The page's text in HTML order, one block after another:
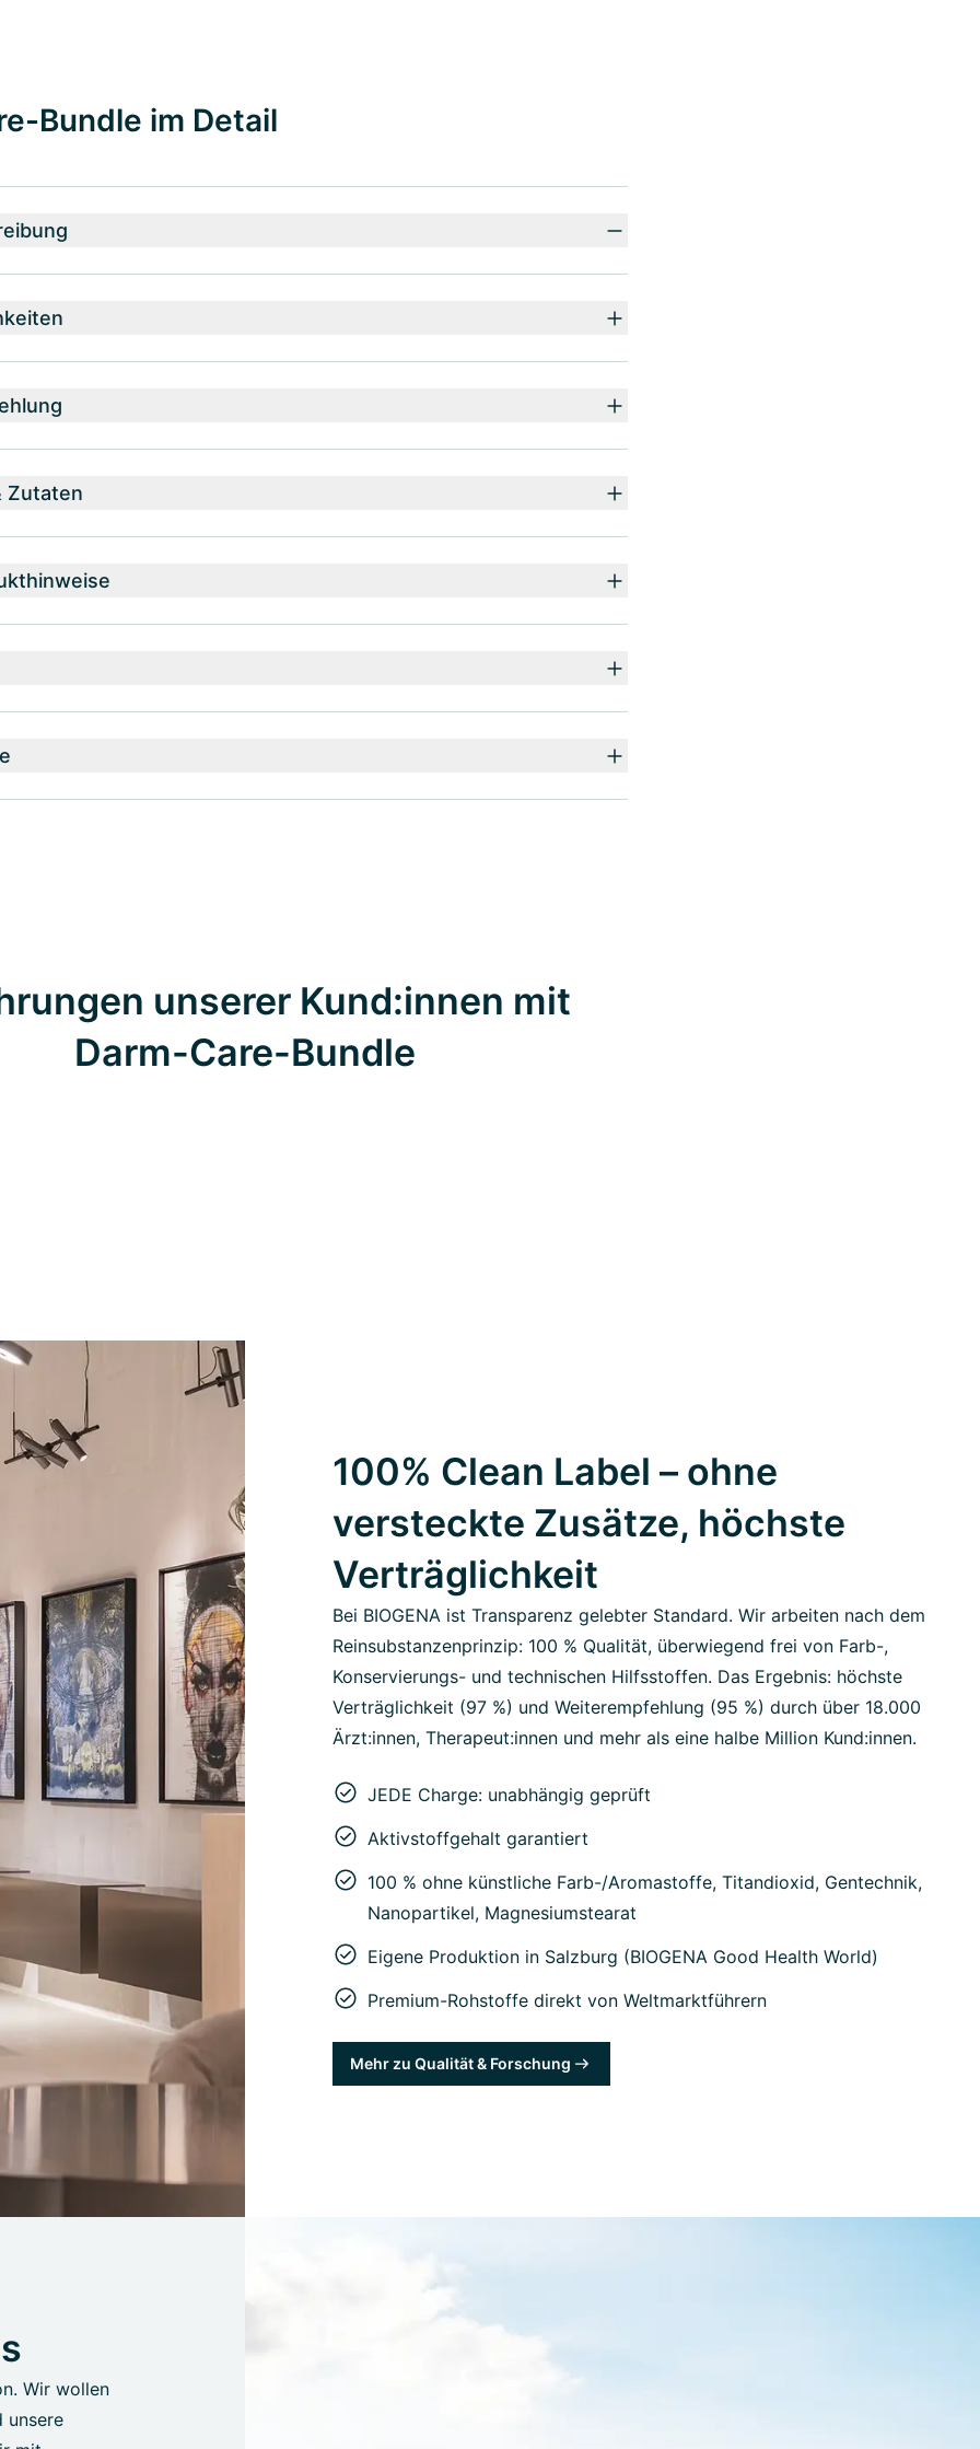
Bundle im Detail
Zutaten
unserer Kund:innen mit
Darm-Care-Bundle
100% Clean Label – ohne
versteckte Zusätze, höchste
Verträglichkeit
Bei BIOGENA ist Transparenz gelebter Standard. Wir arbeiten nach dem
Reinsubstanzenprinzip: 100 % Qualität, überwiegend frei von Farb-,
Konservierungs- und technischen Hilfsstoffen. Das Ergebnis: höchste
Verträglichkeit (97 %) und Weiterempfehlung (95 %) durch über 18.000
Ärzt:innen, Therapeut:innen und mehr als eine halbe Million Kund:innen.
JEDE Charge: unabhängig geprüft
Aktivstoffgehalt garantiert
100 % ohne künstliche Farb-/Aromastoffe, Titandioxid, Gentechnik,
Nanopartikel, Magnesiumstearat
Eigene Produktion in Salzburg (BIOGENA Good Health World)
Premium-Rohstoffe direkt von Weltmarktführern
Mehr zu Qualität & Forschung
Wir wollen
unsere